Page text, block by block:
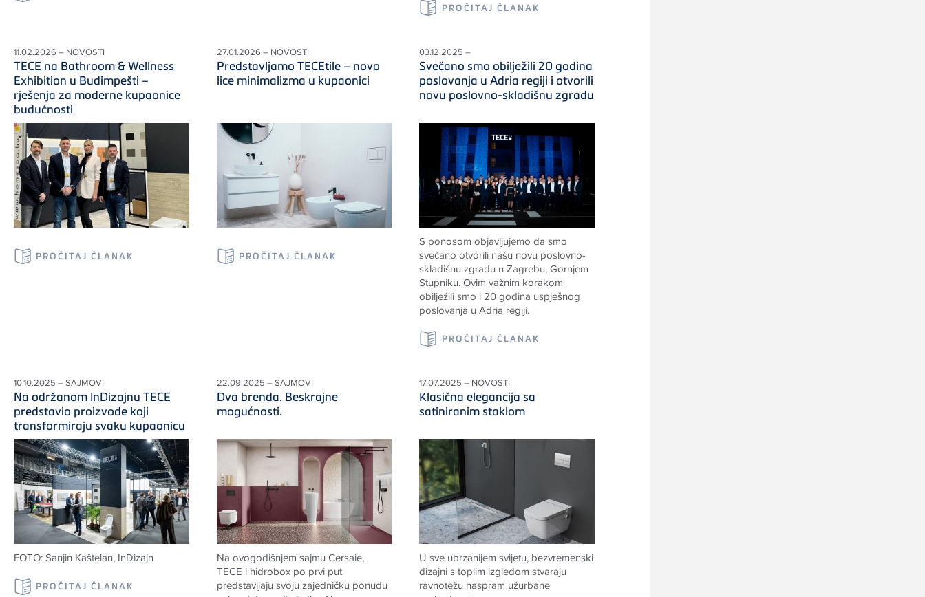
PROČITAJ ČLANAK
11.02.2026 – NOVOSTI
TECE na Bathroom & Wellness
Exhibition u Budimpešti –
rješenja za moderne kupaonice
budućnosti
PROČITAJ ČLANAK
27.01.2026 – NOVOSTI
Predstavljamo TECEtile – novo
lice minimalizma u kupaonici
PROČITAJ ČLANAK
03.12.2025 –
Svečano smo obilježili 20 godina
poslovanja u Adria regiji i otvorili
novu poslovno-skladišnu zgradu
S ponosom objavljujemo da smo
svečano otvorili našu novu poslovno-
skladišnu zgradu u Zagrebu, Gornjem
Stupniku. Ovim važnim korakom
obilježili smo i 20 godina uspješnog
poslovanja u Adria regiji.
PROČITAJ ČLANAK
10.10.2025 – SAJMOVI
Na održanom InDizajnu TECE
predstavio proizvode koji
transformiraju svaku kupaonicu
FOTO: Sanjin Kaštelan, InDizajn
PROČITAJ ČLANAK
22.09.2025 – SAJMOVI
Dva brenda. Beskrajne
mogućnosti.
Na ovogodišnjem sajmu Cersaie,
TECE i hidrobox po prvi put
predstavljaju svoju zajedničku ponudu
17.07.2025 – NOVOSTI
Klasična elegancija sa
satiniranim staklom
U sve ubrzanijem svijetu, bezvremenski
dizajni s toplim izgledom stvaraju
ravnotežu naspram užurbane